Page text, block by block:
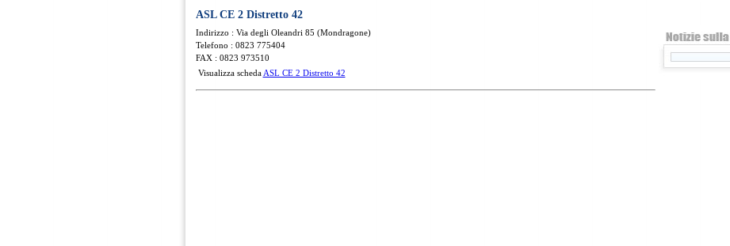
ASL CE 2 Distretto 42
Indirizzo : Via degli Oleandri 85 (Mondragone)
Telefono : 0823 775404
FAX : 0823 973510
Visualizza scheda ASL CE 2 Distretto 42